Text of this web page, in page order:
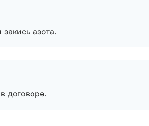
азота.
договоре.